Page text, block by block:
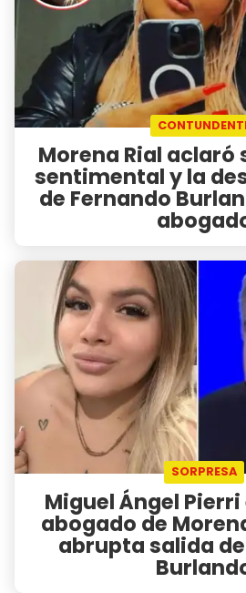
Morena Rial
sentimental y la
de Fernando
SORPRESA
Miguel Ángel
abogado de
abrupta salida